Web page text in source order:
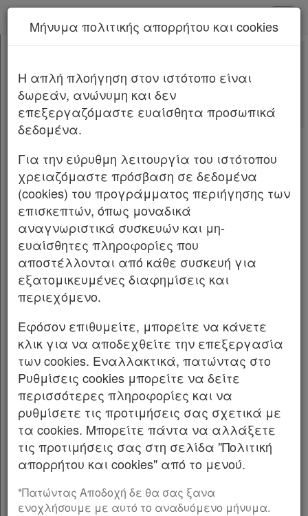
Κεφαλίδα
Σώμα [-]
Άρθρο 1
Άρθρο 2
Νέα υπηρεσία Kodiko Assistant.Περισσότερα
Π.Δ. 6/2026
ΠΡΟΕΔΡΙΚΟ ΔΙΑΤΑΓΜΑ ΥΠ’ ΑΡΙΘΜ.6ΦΕΚ Α
23/17.02.2026
Ίδρυση Ιεράς Ανδρώας Κοινοβιακής Μονής
Αγίου Μεγαλομάρτυρος Μηνά της Ιεράς
Μητροπόλεως Σισανίου και Σιατίστης, στην
περιοχή Άγιος Ιωάννης, της Δημοτικής
Ενότητας Σιατίστης, του Δήμου Βοΐου της
Περιφερειακής Ενότητας Κοζάνης, της
Περιφέρειας Δυτικής Μακεδονίας.
Ο ΠΡΟΕΔΡΟΣ ΤΗΣ ΕΛΛΗΝΙΚΗΣ ΔΗΜΟΚΡΑΤΙΑΣ
Έχοντας υπόψη: 1. Τις διατάξεις του άρθρου
39 παρ. 3 του ν. 590/1977 «Περί του
Καταστατικού Χάρτου της Εκκλησίας της
Ελλάδος» (Α΄ 146), όπως τροποποιήθηκε με το
άρθρο 51 παρ. 2 του ν. 4301/2014 «Οργάνωση
της νομικής μορφής των θρησκευτικών
κοινοτήτων και των ενώσεών τους στην
Ελλάδα και άλλες διατάξεις αρμοδιότητας
Γενικής Γραμματείας Θρησκευμάτων και
λοιπές διατάξεις» (Α΄ 223), σε συνδυασμό με
τις διατάξεις του άρθρου 2 παρ. α του 39/1972
Μήνυμα πολιτικής απορρήτου και cookies
H απλή πλοήγηση στον ιστότοπο είναι
δωρεάν, ανώνυμη και δεν
επεξεργαζόμαστε ευαίσθητα προσωπικά
δεδομένα.
Για την εύρυθμη λειτουργία του ιστότοπου
χρειαζόμαστε πρόσβαση σε δεδομένα
(cookies) του προγράμματος περιήγησης των
επισκεπτών, όπως μοναδικά
αναγνωριστικά συσκευών και μη-
ευαίσθητες πληροφορίες που
αποστέλλονται από κάθε συσκευή για
εξατομικευμένες διαφημίσεις και
περιεχόμενο.
Εφόσον επιθυμείτε, μπορείτε να κάνετε
κλικ για να αποδεχθείτε την επεξεργασία
των cookies. Εναλλακτικά, πατώντας στο
Ρυθμίσεις cookies μπορείτε να δείτε
περισσότερες πληροφορίες και να
ρυθμίσετε τις προτιμήσεις σας σχετικά με
τα cookies. Μπορείτε πάντα να αλλάξετε
τις προτιμήσεις σας στη σελίδα "Πολιτική
απορρήτου και cookies" από το μενού.
*Πατώντας Αποδοχή δε θα σας ξανα
ενοχλήσουμε με αυτό το αναδυόμενο μήνυμα.